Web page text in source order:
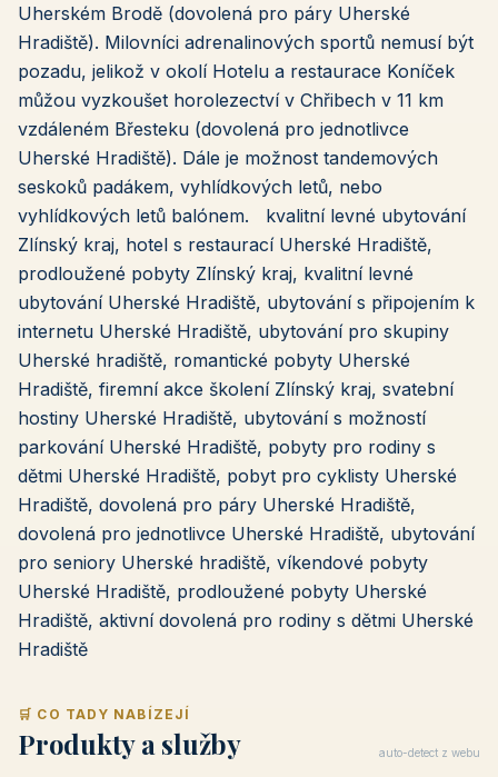
Uherském Brodě (dovolená pro páry Uherské
Hradiště). Milovníci adrenalinových sportů nemusí být
pozadu, jelikož v okolí Hotelu a restaurace Koníček
můžou vyzkoušet horolezectví v Chřibech v 11 km
vzdáleném Břesteku (dovolená pro jednotlivce
Uherské Hradiště). Dále je možnost tandemových
seskoků padákem, vyhlídkových letů, nebo
vyhlídkových letů balónem. kvalitní levné ubytování
Zlínský kraj, hotel s restaurací Uherské Hradiště,
prodloužené pobyty Zlínský kraj, kvalitní levné
ubytování Uherské Hradiště, ubytování s připojením k
internetu Uherské Hradiště, ubytování pro skupiny
Uherské hradiště, romantické pobyty Uherské
Hradiště, firemní akce školení Zlínský kraj, svatební
hostiny Uherské Hradiště, ubytování s možností
parkování Uherské Hradiště, pobyty pro rodiny s
dětmi Uherské Hradiště, pobyt pro cyklisty Uherské
Hradiště, dovolená pro páry Uherské Hradiště,
dovolená pro jednotlivce Uherské Hradiště, ubytování
pro seniory Uherské hradiště, víkendové pobyty
Uherské Hradiště, prodloužené pobyty Uherské
Hradiště, aktivní dovolená pro rodiny s dětmi Uherské
Hradiště
🛒 CO TADY NABÍZEJÍ
Produkty a služby auto-detect z webu